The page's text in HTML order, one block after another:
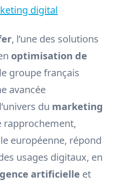
digital
, l’une des solutions
optimisation de
groupe français
avancée
du marketing
rapprochement,
européenne, répond
usages digitaux, en
artificielle et